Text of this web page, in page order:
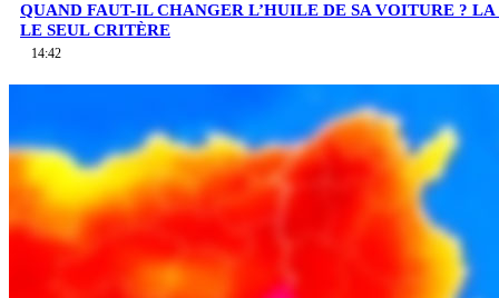
QUAND FAUT-IL CHANGER L’HUILE DE SA VOITURE ? LA
LE SEUL CRITÈRE
14:42